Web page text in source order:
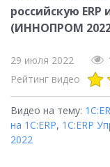
российскую
(ИННОПРОМ
29 июля 2022
Рейтинг видео
Видео на тему:
на 1C:ERP, 1С:ERP
2022